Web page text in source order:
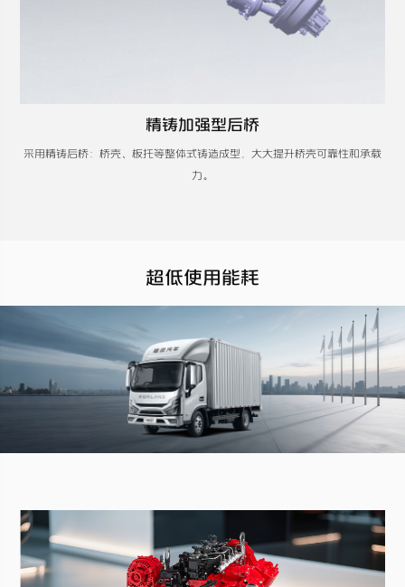
精铸加强型后桥
采用精铸后桥：桥壳、板托等整体式铸造成型，大大提升桥壳可靠性和承载
力。
超低使用能耗